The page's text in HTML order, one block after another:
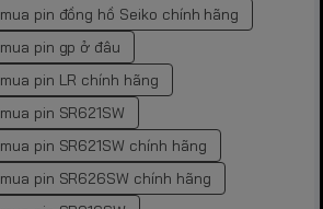
mua pin đồng hồ Seiko chính hãng
mua pin gp ở đâu
mua pin LR chính hãng
mua pin SR621SW
mua pin SR621SW chính hãng
mua pin SR626SW chính hãng